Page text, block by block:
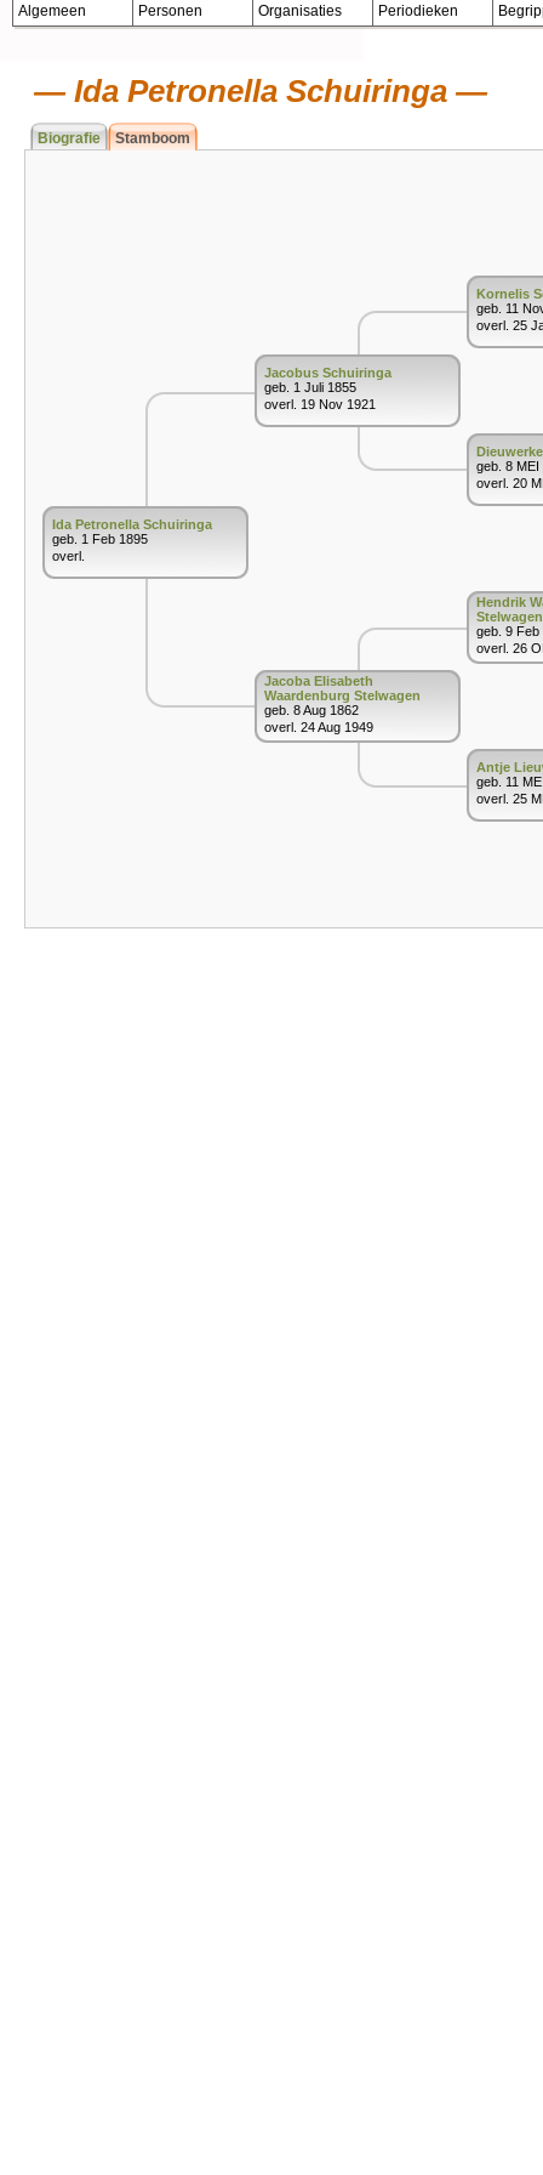
Algemeen Personen Organisaties Periodieken
Ida Petronella Schuiringa
Biografie Stamboom
Ida Petronella Schuiringa
geb. 1 Feb 1895
overl.
Jacobus Schuiringa
geb. 1 Juli 1855
overl. 19 Nov 1921
Jacoba Elisabeth
Waardenburg Stelwagen
geb. 8 Aug 1862
overl. 24 Aug 1949
Kornelis
geb. 11
overl. 25
geb. 8 MEI
overl. 20
Hendrik
Stelwagen
geb. 9 Feb
overl. 26
Antje
geb. 11
overl. 25